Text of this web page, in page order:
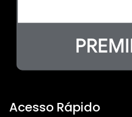
Acesso Rápido